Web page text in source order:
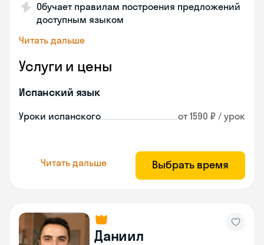
Обучает правилам построения предложений
доступным языком
Читать дальше
Услуги и цены
Испанский язык
Уроки испанского от 1590 ₽ / урок
Читать дальше Выбрать время
Даниил